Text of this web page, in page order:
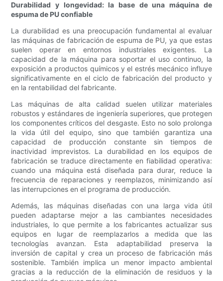
Durabilidad y longevidad: la base de una máquina de
espuma de PU confiable
La durabilidad es una preocupación fundamental al evaluar
las máquinas de fabricación de espuma de PU, ya que estas
suelen operar en entornos industriales exigentes. La
capacidad de la máquina para soportar el uso continuo, la
exposición a productos químicos y el estrés mecánico influye
significativamente en el ciclo de fabricación del producto y
en la rentabilidad del fabricante.
Las máquinas de alta calidad suelen utilizar materiales
robustos y estándares de ingeniería superiores, que protegen
los componentes críticos del desgaste. Esto no solo prolonga
la vida útil del equipo, sino que también garantiza una
capacidad de producción constante sin tiempos de
inactividad imprevistos. La durabilidad en los equipos de
fabricación se traduce directamente en fiabilidad operativa:
cuando una máquina está diseñada para durar, reduce la
frecuencia de reparaciones y reemplazos, minimizando así
las interrupciones en el programa de producción.
Además, las máquinas diseñadas con una larga vida útil
pueden adaptarse mejor a las cambiantes necesidades
industriales, lo que permite a los fabricantes actualizar sus
equipos en lugar de reemplazarlos a medida que las
tecnologías avanzan. Esta adaptabilidad preserva la
inversión de capital y crea un proceso de fabricación más
sostenible. También implica un menor impacto ambiental
gracias a la reducción de la eliminación de residuos y la